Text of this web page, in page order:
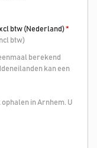
btw (Nederland)*
btw)
berekend
kan een
in Arnhem. U